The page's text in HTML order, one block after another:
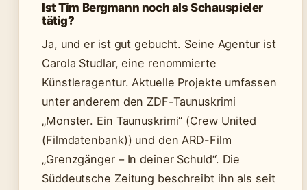
Ist Tim Bergmann noch als Schauspieler
tätig?
Ja, und er ist gut gebucht. Seine Agentur ist
Carola Studlar, eine renommierte
Künstleragentur. Aktuelle Projekte umfassen
unter anderem den ZDF-Taunuskrimi
„Monster. Ein Taunuskrimi“ (Crew United
(Filmdatenbank)) und den ARD-Film
„Grenzgänger – In deiner Schuld“. Die
Süddeutsche Zeitung beschreibt ihn als seit